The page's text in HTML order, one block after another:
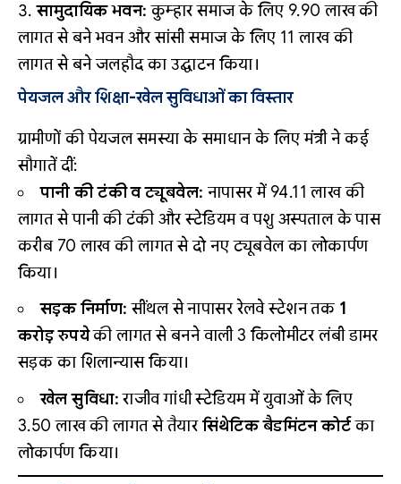
सामुदायिक भवन: कुम्हार समाज के लिए 9.90 लाख की
लागत से बने भवन और सांसी समाज के लिए 11 लाख की
लागत से बने जलहौद का उद्घाटन किया।
पेयजल और शिक्षा-खेल सुविधाओं का विस्तार
ग्रामीणों की पेयजल समस्या के समाधान के लिए मंत्री ने कई
सौगातें दीं:
पानी की टंकी व ट्यूबवेल: नापासर में 94.11 लाख की
लागत से पानी की टंकी और स्टेडियम व पशु अस्पताल के पास
करीब 70 लाख की लागत से दो नए ट्यूबवेल का लोकार्पण
किया।
सड़क निर्माण: सींथल से नापासर रेलवे स्टेशन तक 1
करोड़ रुपयेकी लागत से बनने वाली 3 किलोमीटर लंबी डामर
सड़क का शिलान्यास किया।
खेल सुविधा:राजीव गांधी स्टेडियम में युवाओं के लिए
3.50 लाख की लागत से तैयारसिंथेटिक बैडमिंटन कोर्टका
लोकार्पण किया।